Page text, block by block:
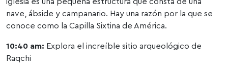
nave, ábside y campanario. Hay una razón por la que se
conoce como la Capilla Sixtina de América.
10:40 am: Explora el increíble sitio arqueológico de
Raqchi